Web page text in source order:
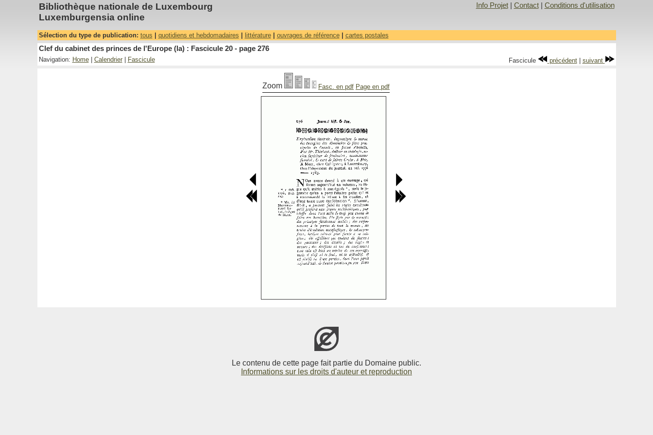
Bibliothèque nationale de Luxembourg
Luxemburgensia online
Info Projet| Contact| Conditions d'utilisation
Sélection du type de publication: tous quotidiens et hebdomadaires littérature| ouvrages de référence| cartes postales
Clef du cabinet des princes de l'Europe (la) : Fascicule 20 - page 276
Navigation: Home| Calendrier| Fascicule Fascicule précédent| suivant
Zoom Fasc. en pdf Page en pdf
Le contenu de cette page fait partie du Domaine public.
Informations sur les droits d'auteur et reproduction